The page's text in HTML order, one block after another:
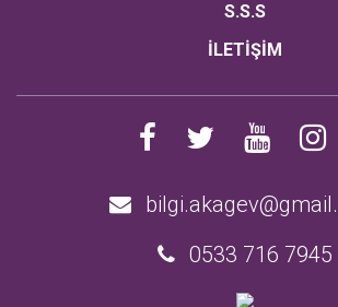
S.S.S
İLETİŞİM
0533 716 7945